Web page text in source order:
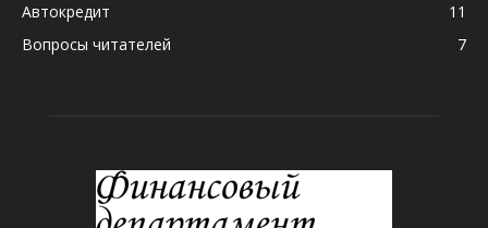
Автокредит
11
Вопросы читателей
7